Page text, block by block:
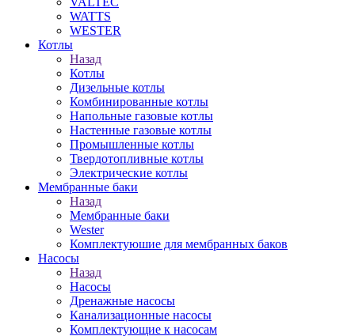
WATTS
WESTER
Котлы
Назад
Котлы
Дизельные котлы
Комбинированные котлы
Напольные газовые котлы
Настенные газовые котлы
Промышленные котлы
Твердотопливные котлы
Электрические котлы
Мембранные баки
Назад
Мембранные баки
Wester
Комплектуюшие для мембранных баков
Насосы
Назад
Насосы
Дренажные насосы
Канализационные насосы
Комплектующие к насосам